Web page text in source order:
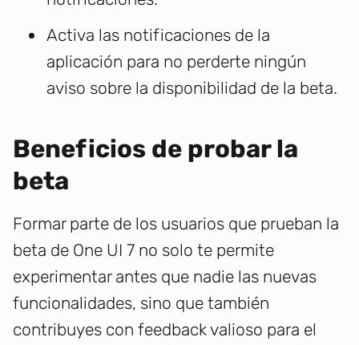
Activa las notificaciones de la
aplicación para no perderte ningún
aviso sobre la disponibilidad de la beta.
Beneficios de probar la
beta
Formar parte de los usuarios que prueban la
beta de One UI 7 no solo te permite
experimentar antes que nadie las nuevas
funcionalidades, sino que también
contribuyes con feedback valioso para el